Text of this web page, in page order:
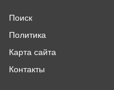
Поиск
Политика
Карта сайта
Контакты